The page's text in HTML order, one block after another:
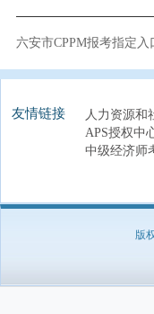
六安市CPPM报考指定
友情链接 人力资源和
APS授权中
中级经济师
版